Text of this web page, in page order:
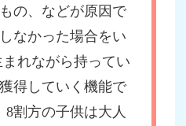
の、などが原因で
なかった場合をい
れながら持ってい
得していく機能で
割方の子供は大人